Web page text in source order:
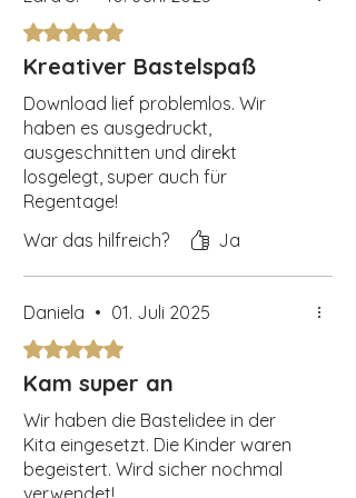
Mit 5 von 5 Sternen bewertet.
Kreativer Bastelspaß
Download lief problemlos. Wir
haben es ausgedruckt,
ausgeschnitten und direkt
losgelegt, super auch für
Regentage!
War das hilfreich?
Ja
Daniela • 01. Juli 2025
Mit 5 von 5 Sternen bewertet.
Kam super an
Wir haben die Bastelidee in der
Kita eingesetzt. Die Kinder waren
begeistert. Wird sicher nochmal
verwendet!